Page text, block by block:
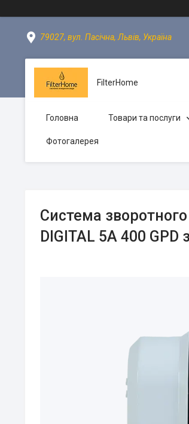
79027, вул. Пасічна, Львів, Україна
FilterHome
Головна Товари та послуги
Фотогалерея
Система
DIGITAL 5A 400